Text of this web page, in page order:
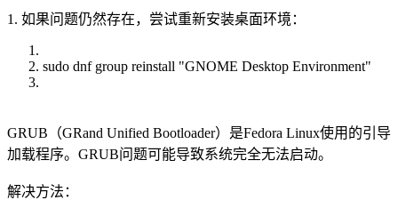
1. 如果问题仍然存在，尝试重新安装桌面环境：
sudo dnf group reinstall "GNOME Desktop Environment"
GRUB（GRand Unified Bootloader）是Fedora Linux使用的引导
加载程序。GRUB问题可能导致系统完全无法启动。
解决方法：